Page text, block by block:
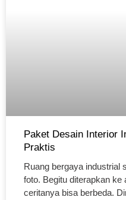
Paket Desain Interior
Praktis
Ruang bergaya industrial
foto. Begitu diterapkan ke
ceritanya bisa berbeda.